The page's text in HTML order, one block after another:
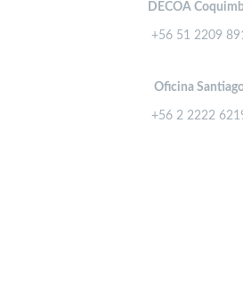
DECOA
+56 51 2209
Oficina
+56 2 2222